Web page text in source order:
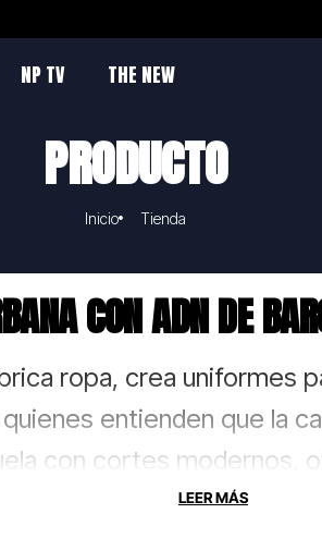
NP TV THE NEW
PRODUCTO
Inicio Tienda
CON ADN DE
ropa, crea uniformes
entienden que la
con cortes modernos,